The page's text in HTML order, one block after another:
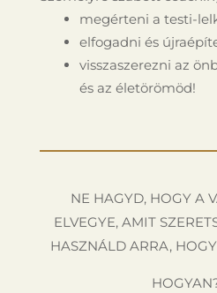
megérteni a testi-
elfogadni és
visszaszerezni az
és az életörömöd!
NE HAGYD, HOGY A
ELVEGYE, AMIT
HASZNÁLD ARRA,